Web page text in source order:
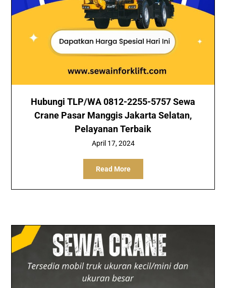
Hubungi TLP/WA 0812-2255-5757 Sewa
Crane Pasar Manggis Jakarta Selatan,
Pelayanan Terbaik
April 17, 2024
Read More